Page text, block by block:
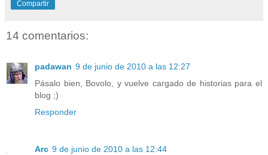
Compartir
14 comentarios:
padawan 9 de junio de 2010 a las 12:27
Pásalo bien, Bovolo, y vuelve cargado de historias para el
blog ;)
Responder
Arc 9 de junio de 2010 a las 12:44